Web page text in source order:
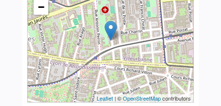
−
Leaflet | ©OpenStreetMapcontributors